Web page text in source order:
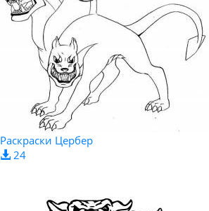
Раскраски Цербер
24